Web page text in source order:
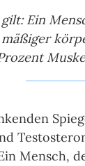
Ein
Mensch,